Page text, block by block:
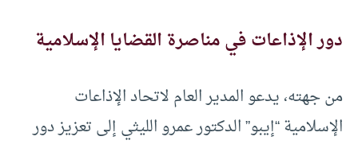
دور الإذاعات في مناصرة القضايا الإسلامية
من جهته، يدعو المدير العام لاتحاد الإذاعات
الإسلامية “إيبو” الدكتور عمرو الليثي إلى تعزيز دور